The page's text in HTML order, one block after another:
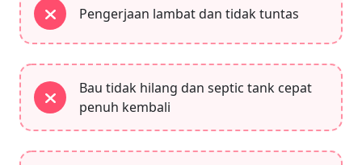
Pengerjaan lambat dan tidak tuntas
Bau tidak hilang dan septic tank cepat
penuh kembali